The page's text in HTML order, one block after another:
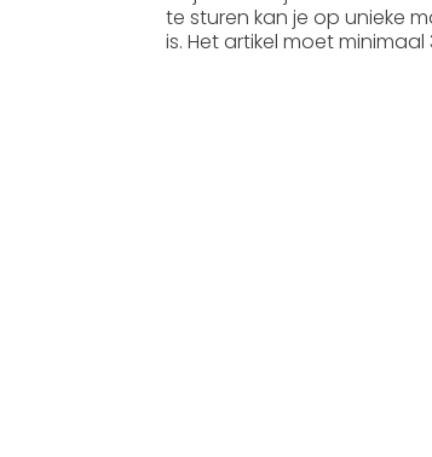
te sturen kan je op unieke
is. Het artikel moetminimaal